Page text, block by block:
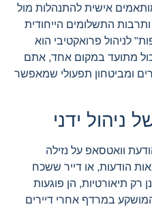
אישית להתנהלות מול
התשלומים הייחודית
לניהול פרואקטיבי הוא
מתועד במקום אחד, אתם
ומביטחון תפעולי שמאפשר
ניהול ידני
וואטסאפ על נזילה
הודעות, או דייר ששכח
רק תיאורטיות, הן פוגעות
במרדף אחרי דיירים